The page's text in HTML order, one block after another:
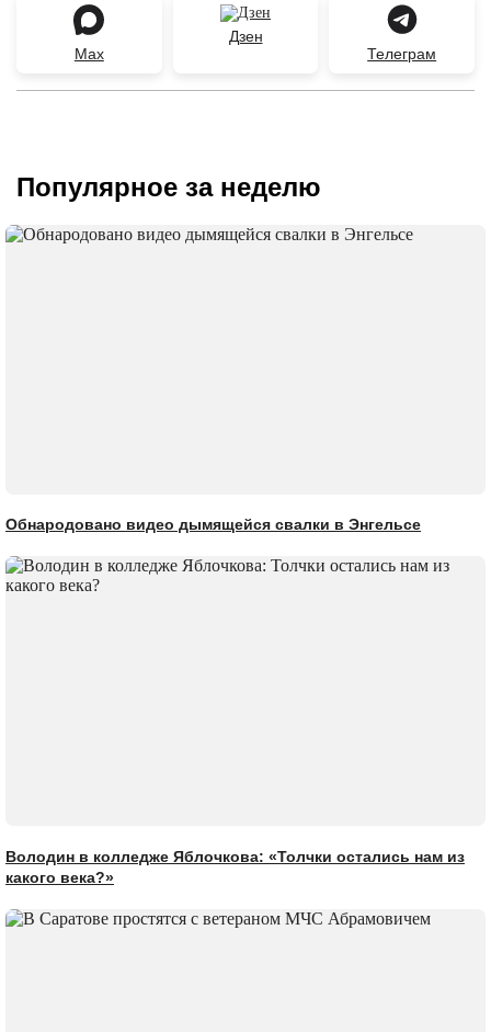
Max
Дзен
Телеграм
Популярное за неделю
Обнародовано видео дымящейся свалки в Энгельсе
Володин в колледже Яблочкова: «Толчки остались нам из
какого века?»